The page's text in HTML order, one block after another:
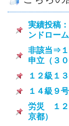
実績投稿
ンドローム
非該当⇒
申立（３
１２級１
１４級９
労災 １２
京都）